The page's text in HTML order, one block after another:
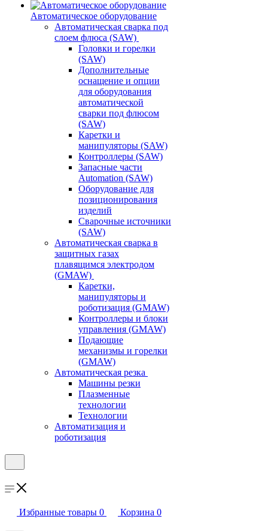
Автоматическое оборудование
Автоматическая сварка под
слоем флюса (SAW)
Головки и горелки
(SAW)
Дополнительные
оснащение и опции
для оборудования
автоматической
сварки под флюсом
(SAW)
Каретки и
манипуляторы (SAW)
Контроллеры (SAW)
Запасные части
Automation (SAW)
Оборудование для
позиционирования
изделий
Сварочные источники
(SAW)
Автоматическая сварка в
защитных газах
плавящимся электродом
(GMAW)
Каретки,
манипуляторы и
роботизация (GMAW)
Контроллеры и блоки
управления (GMAW)
Подающие
механизмы и горелки
(GMAW)
Автоматическая резка
Машины резки
Плазменные
технологии
Технологии
Автоматизация и
роботизация
Избранные товары 0 Корзина 0